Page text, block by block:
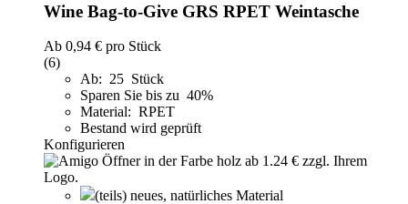
Wine Bag-to-Give GRS RPET Weintasche
Ab 0,94 € pro Stück
(6)
Ab: 25 Stück
Sparen Sie bis zu 40%
Material: RPET
Bestand wird geprüft
Konfigurieren
(teils) neues, natürliches Material